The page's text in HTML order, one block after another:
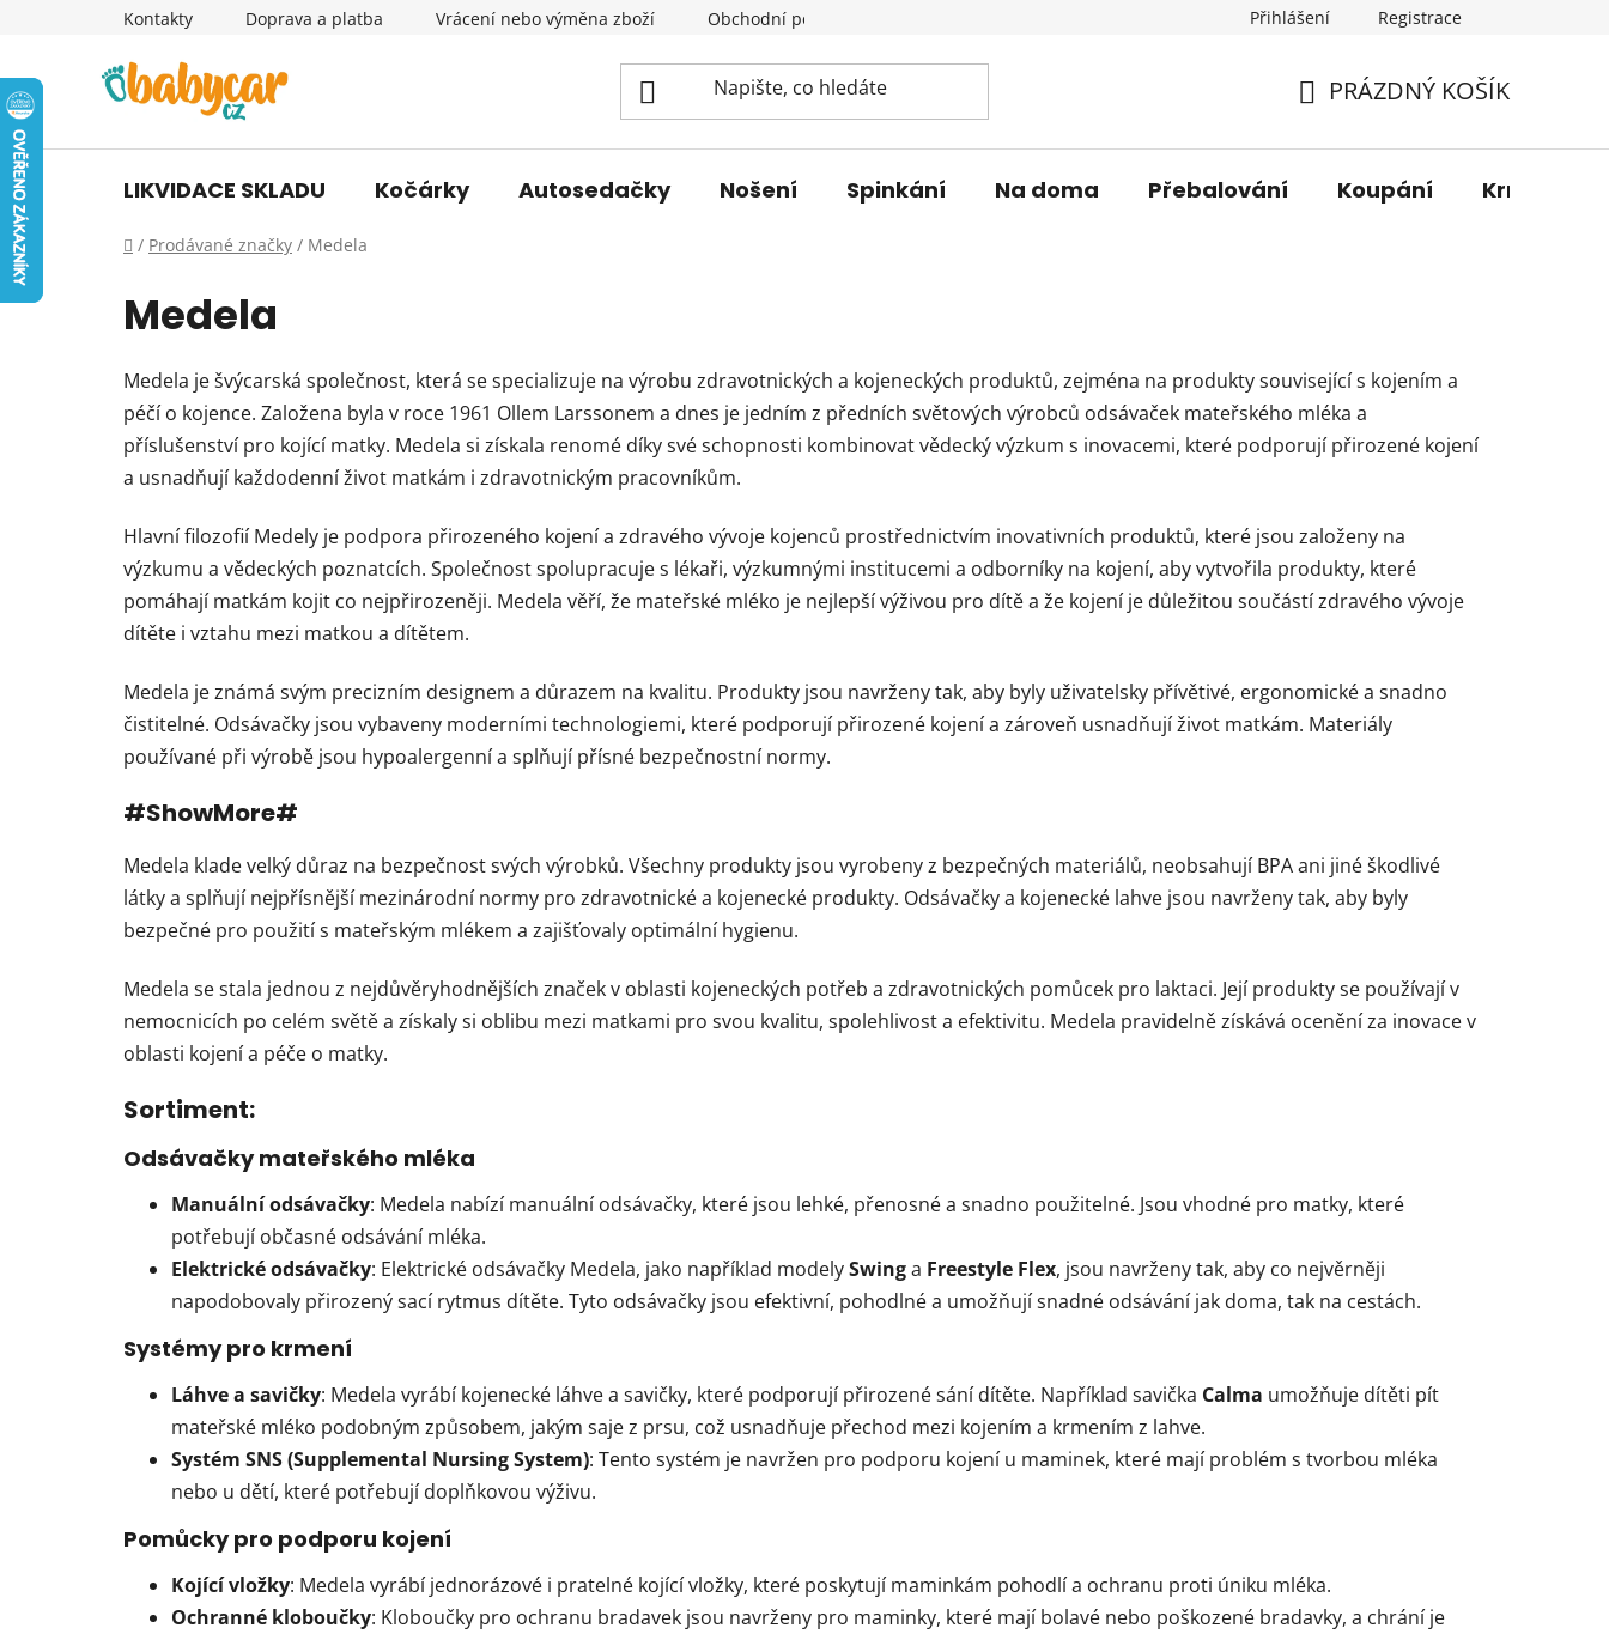
Kontakty Doprava a platba Vrácení nebo výměna zboží Obchodní podmínky Věrnostní sleva O nás
Přihlášení Registrace
KOŠÍK
PRÁZDNÝ KOŠÍK
LIKVIDACE SKLADU Kočárky Autosedačky Nošení Spinkání Na doma Přebalování Koupání Krmení
Domů
/ Prodávané značky / Medela
Medela
Medela je švýcarská společnost, která se specializuje na výrobu zdravotnických a kojeneckých produktů, zejména na produkty související s kojením a
péčí o kojence. Založena byla v roce 1961 Ollem Larssonem a dnes je jedním z předních světových výrobců odsávaček mateřského mléka a
příslušenství pro kojící matky. Medela si získala renomé díky své schopnosti kombinovat vědecký výzkum s inovacemi, které podporují přirozené kojení
a usnadňují každodenní život matkám i zdravotnickým pracovníkům.
Hlavní filozofií Medely je podpora přirozeného kojení a zdravého vývoje kojenců prostřednictvím inovativních produktů, které jsou založeny na
výzkumu a vědeckých poznatcích. Společnost spolupracuje s lékaři, výzkumnými institucemi a odborníky na kojení, aby vytvořila produkty, které
pomáhají matkám kojit co nejpřirozeněji. Medela věří, že mateřské mléko je nejlepší výživou pro dítě a že kojení je důležitou součástí zdravého vývoje
dítěte i vztahu mezi matkou a dítětem.
Medela je známá svým precizním designem a důrazem na kvalitu. Produkty jsou navrženy tak, aby byly uživatelsky přívětivé, ergonomické a snadno
čistitelné. Odsávačky jsou vybaveny moderními technologiemi, které podporují přirozené kojení a zároveň usnadňují život matkám. Materiály
používané při výrobě jsou hypoalergenní a splňují přísné bezpečnostní normy.
#ShowMore#
Medela klade velký důraz na bezpečnost svých výrobků. Všechny produkty jsou vyrobeny z bezpečných materiálů, neobsahují BPA ani jiné škodlivé
látky a splňují nejpřísnější mezinárodní normy pro zdravotnické a kojenecké produkty. Odsávačky a kojenecké lahve jsou navrženy tak, aby byly
bezpečné pro použití s mateřským mlékem a zajišťovaly optimální hygienu.
Medela se stala jednou z nejdůvěryhodnějších značek v oblasti kojeneckých potřeb a zdravotnických pomůcek pro laktaci. Její produkty se používají v
nemocnicích po celém světě a získaly si oblibu mezi matkami pro svou kvalitu, spolehlivost a efektivitu. Medela pravidelně získává ocenění za inovace v
oblasti kojení a péče o matky.
Sortiment:
Odsávačky mateřského mléka
Manuální odsávačky: Medela nabízí manuální odsávačky, které jsou lehké, přenosné a snadno použitelné. Jsou vhodné pro matky, které
potřebují občasné odsávání mléka.
Elektrické odsávačky: Elektrické odsávačky Medela, jako například modelySwinga Freestyle Flex, jsou navrženy tak, aby co nejvěrněji
napodobovaly přirozený sací rytmus dítěte. Tyto odsávačky jsou efektivní, pohodlné a umožňují snadné odsávání jak doma, tak na cestách.
Systémy pro krmení
Láhve a savičky: Medela vyrábí kojenecké láhve a savičky, které podporují přirozené sání dítěte. Například savička Calma umožňuje dítěti pít
mateřské mléko podobným způsobem, jakým saje z prsu, což usnadňuje přechod mezi kojením a krmením z lahve.
Systém SNS (Supplemental Nursing System): Tento systém je navržen pro podporu kojení u maminek, které mají problém s tvorbou mléka
nebo u dětí, které potřebují doplňkovou výživu.
Pomůcky pro podporu kojení
Kojící vložky: Medela vyrábí jednorázové i pratelné kojící vložky, které poskytují maminkám pohodlí a ochranu proti úniku mléka.
Ochranné kloboučky: Kloboučky pro ochranu bradavek jsou navrženy pro maminky, které mají bolavé nebo poškozené bradavky, a chrání je